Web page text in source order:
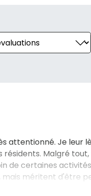
attentionné. Je leur
Malgré
de certaines
méritent d'être